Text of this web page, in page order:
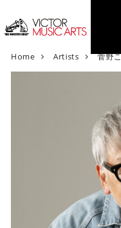
Home
V
i
Artists 菅野